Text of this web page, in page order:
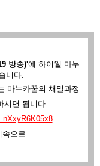
방송)'에 하이웰 마누
니다.
마누카꿀의 채밀과정
시면 됩니다.
으로